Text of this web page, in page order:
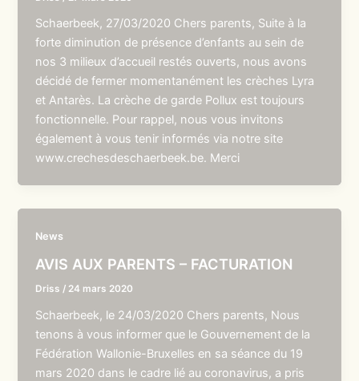
Schaerbeek, 27/03/2020 Chers parents, Suite à la
forte diminution de présence d’enfants au sein de
nos 3 milieux d’accueil restés ouverts, nous avons
décidé de fermer momentanément les crèches Lyra
et Antarès. La crèche de garde Pollux est toujours
fonctionnelle. Pour rappel, nous vous invitons
également à vous tenir informés via notre site
www.crechesdeschaerbeek.be. Merci
News
AVIS AUX PARENTS – FACTURATION
Driss / 24 mars 2020
Schaerbeek, le 24/03/2020 Chers parents, Nous
tenons à vous informer que le Gouvernement de la
Fédération Wallonie-Bruxelles en sa séance du 19
mars 2020 dans le cadre lié au coronavirus, a pris